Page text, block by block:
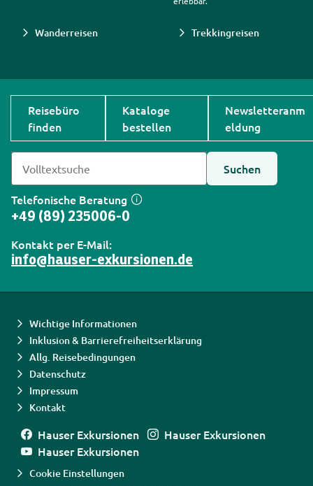
Wanderreisen Trekkingreisen
Reisebüro
finden
Kataloge
bestellen
Newsletteranm
eldung
Suchen
Telefonische Beratung
+49 (89) 235006-0
Kontakt per E-Mail:
info@hauser-exkursionen.de
Wichtige Informationen
Inklusion & Barrierefreiheitserklärung
Allg. Reisebedingungen
Datenschutz
Impressum
Kontakt
Hauser Exkursionen
Hauser Exkursionen
Hauser Exkursionen
Cookie Einstellungen